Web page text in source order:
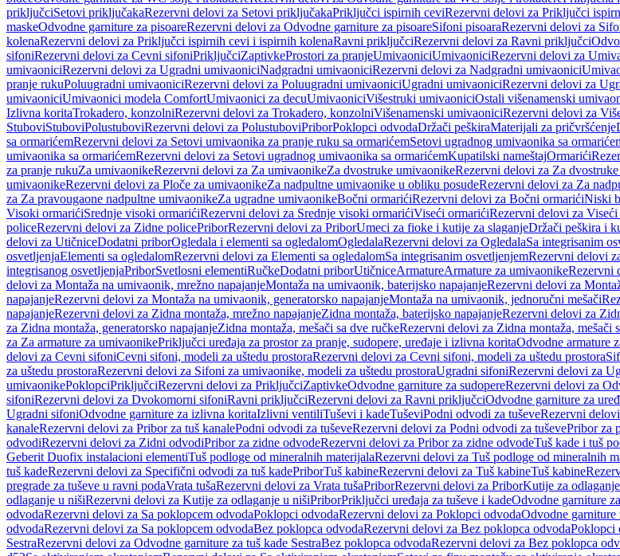
priključciSetovi priključakaRezervni delovi za Setovi priključakaPriključci ispirnih ceviRezervni delovi za Priključci
maskeOdvodne garniture za pisoareRezervni delovi za Odvodne garniture za pisoareSifoni pisoaraRezervni delovi za
kolenaRezervni delovi za Priključci ispirnih cevi i ispirnih kolenaRavni priključciRezervni delovi za Ravni priključci
sifoniRezervni delovi za Cevni sifoniPriključciZaptivkeProstori za pranjeUmivaoniciUmivaoniciRezervni delovi za
umivaoniciRezervni delovi za Ugradni umivaoniciNadgradni umivaoniciRezervni delovi za Nadgradni umivaonici
pranje rukuPoluugradni umivaoniciRezervni delovi za Poluugradni umivaoniciUgradni umivaoniciRezervni delovi za
umivaoniciUmivaonici modela ComfortUmivaonici za decuUmivaoniciVišestruki umivaoniciOstali višenamenski
Izlivna koritaTrokadero, konzolniRezervni delovi za Trokadero, konzolniVišenamenski umivaoniciRezervni delovi za
StuboviStuboviPolustuboviRezervni delovi za PolustuboviPriborPoklopci odvodaDržači peškiraMaterijali za pričvršćenje
sa ormarićemRezervni delovi za Setovi umivaonika za pranje ruku sa ormarićemSetovi ugradnog umivaonika sa
umivaonika sa ormarićemRezervni delovi za Setovi ugradnog umivaonika sa ormarićemKupatilski nameštajOrmarići
za pranje rukuZa umivaonikeRezervni delovi za Za umivaonikeZa dvostruke umivaonikeRezervni delovi za Za
umivaonikeRezervni delovi za Ploče za umivaonikeZa nadpultne umivaonike u obliku posudeRezervni delovi za Za
za Za pravougaone nadpultne umivaonikeZa ugradne umivaonikeBočni ormarićiRezervni delovi za Bočni ormarićiNiski
Visoki ormarićiSrednje visoki ormarićiRezervni delovi za Srednje visoki ormarićiViseći ormarićiRezervni delovi za
policeRezervni delovi za Zidne policePriborRezervni delovi za PriborUmeci za fioke i kutije za slaganjeDržači peškira i
delovi za UtičniceDodatni priborOgledala i elementi sa ogledalomOgledalaRezervni delovi za OgledalaSa integrisanim
osvetljenjaElementi sa ogledalomRezervni delovi za Elementi sa ogledalomSa integrisanim osvetljenjemRezervni delovi
integrisanog osvetljenjaPriborSvetlosni elementiRučkeDodatni priborUtičniceArmatureArmature za umivaonikeRezervni
delovi za Montaža na umivaonik, mrežno napajanjeMontaža na umivaonik, baterijsko napajanjeRezervni delovi za
napajanjeRezervni delovi za Montaža na umivaonik, generatorsko napajanjeMontaža na umivaonik, jednoručni mešači
napajanjeRezervni delovi za Zidna montaža, mrežno napajanjeZidna montaža, baterijsko napajanjeRezervni delovi za
za Zidna montaža, generatorsko napajanjeZidna montaža, mešači sa dve ručkeRezervni delovi za Zidna montaža, mešači
za Za armature za umivaonikePriključci uređaja za prostor za pranje, sudopere, uređaje i izlivna koritaOdvodne armature
delovi za Cevni sifoniCevni sifoni, modeli za uštedu prostoraRezervni delovi za Cevni sifoni, modeli za uštedu prostora
za uštedu prostoraRezervni delovi za Sifoni za umivaonike, modeli za uštedu prostoraUgradni sifoniRezervni delovi za
umivaonikePoklopciPriključciRezervni delovi za PriključciZaptivkeOdvodne garniture za sudopereRezervni delovi za
sifoniRezervni delovi za Dvokomorni sifoniRavni priključciRezervni delovi za Ravni priključciOdvodne garniture za
Ugradni sifoniOdvodne garniture za izlivna koritaIzlivni ventiliTuševi i kadeTuševiPodni odvodi za tuševeRezervni
kanaleRezervni delovi za Pribor za tuš kanalePodni odvodi za tuševeRezervni delovi za Podni odvodi za tuševePribor za
odvodiRezervni delovi za Zidni odvodiPribor za zidne odvodeRezervni delovi za Pribor za zidne odvodeTuš kade i tuš
Geberit Duofix instalacioni elementiTuš podloge od mineralnih materijalaRezervni delovi za Tuš podloge od mineralnih
tuš kadeRezervni delovi za Specifični odvodi za tuš kadePriborTuš kabineRezervni delovi za Tuš kabineTuš kabine
pregrade za tuševe u ravni podaVrata tušaRezervni delovi za Vrata tušaPriborRezervni delovi za PriborKutije za
odlaganje u nišiRezervni delovi za Kutije za odlaganje u nišiPriborPriključci uređaja za tuševe i kadeOdvodne garniture
odvodaRezervni delovi za Sa poklopcem odvodaPoklopci odvodaRezervni delovi za Poklopci odvodaOdvodne garniture
odvodaRezervni delovi za Sa poklopcem odvodaBez poklopca odvodaRezervni delovi za Bez poklopca odvodaPoklopci
SestraRezervni delovi za Odvodne garniture za tuš kade SestraBez poklopca odvodaRezervni delovi za Bez poklopca